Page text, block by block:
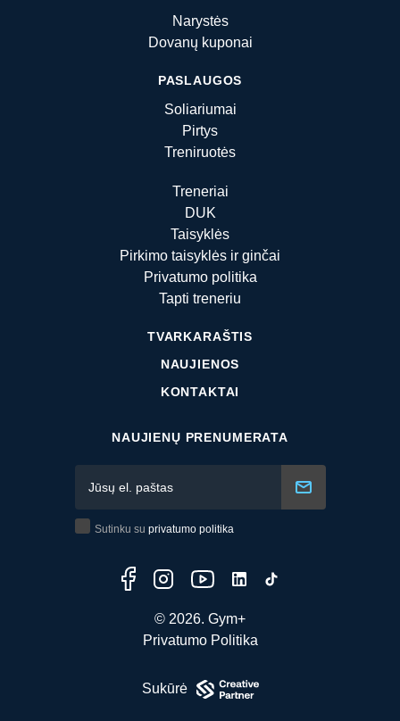
Narystės
Dovanų kuponai
PASLAUGOS
Soliariumai
Pirtys
Treniruotės
Treneriai
DUK
Taisyklės
Pirkimo taisyklės ir ginčai
Privatumo politika
Tapti treneriu
TVARKARAŠTIS
NAUJIENOS
KONTAKTAI
NAUJIENŲ PRENUMERATA
Sutinku su privatumo politika
© 2026. Gym+
Privatumo Politika
Sukūrė